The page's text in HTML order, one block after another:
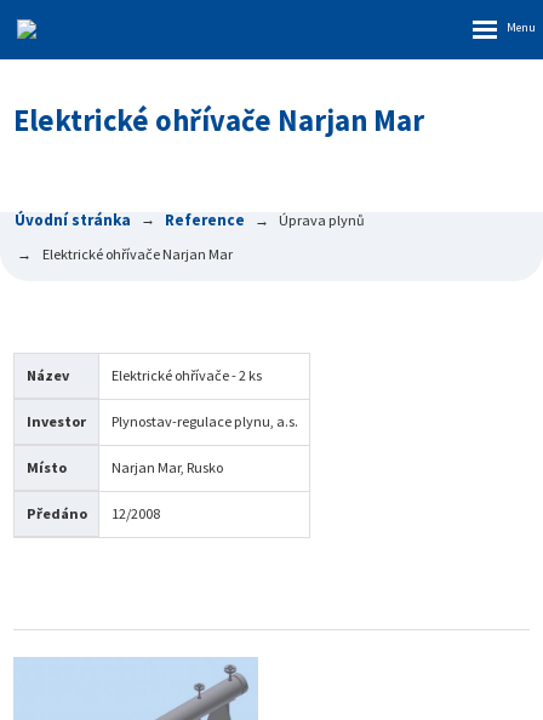
Elektrické ohřívače Narjan Mar
Úvodní stránka Reference
Úprava plynů
Elektrické ohřívače Narjan Mar
Název Elektrické ohřívače - 2 ks
Investor Plynostav-regulace plynu, a.s.
Místo Narjan Mar, Rusko
Předáno 12/2008